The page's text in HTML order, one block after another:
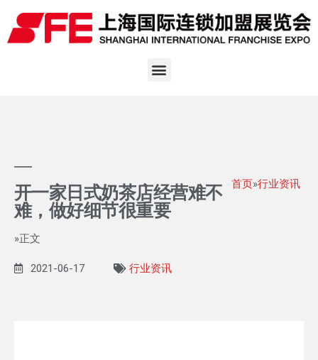
开一家日式奶茶店经营难不
难，做好细节很重要
首页»行业资讯
»正文
2021-06-17 行业资讯